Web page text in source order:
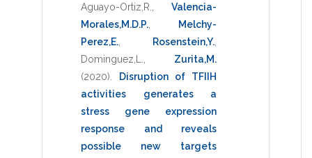
Aguayo-Ortiz,R.
Valencia-
Morales,M.D.P.
Melchy-
Perez,E.
Rosenstein,Y.
Dominguez,L.
Zurita,M.
(2020)
Disruption of TFIIH
activities generates a
stress gene expression
response and reveals
possible new targets